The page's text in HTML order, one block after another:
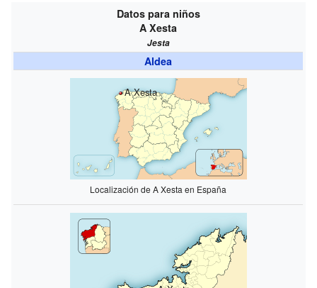
Datos para niños
A Xesta
Jesta
Aldea
A Xesta
Localización de A Xesta en España